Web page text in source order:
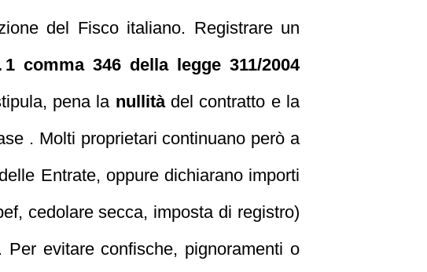
del Fisco italiano. Registrare un
1 comma 346 della legge 311/2004
pena la nullitàdel contratto e la
. Molti proprietari continuano però a
Entrate, oppure dichiarano importi
cedolare secca, imposta di registro)
. Per evitare confische, pignoramenti o